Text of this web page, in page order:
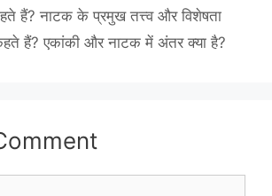
हैं? नाटक के प्रमुख तत्त्व और विशेषता
हैं? एकांकी और नाटक में अंतर क्या है?